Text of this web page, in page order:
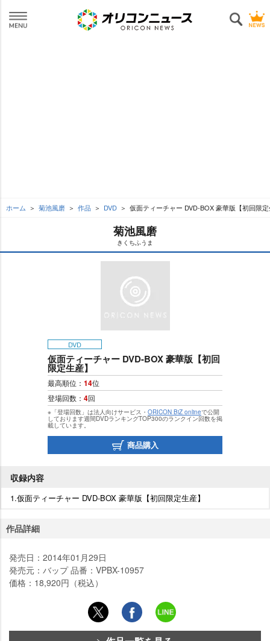
ホーム 菊池風磨 作品 DVD 仮面ティーチャー DVD-BOX 豪華版【初回限
菊池風磨
きくちふうま
DVD
仮面ティーチャー DVD-BOX 豪華版【初回
限定生産】
最高順位： 14位
登場回数： 4回
※「登場回数」は法人向けサービス・ ORICON BiZ onlineで公開
しております週間DVDランキングTOP300のランクイン回数を掲
載しています。
商品購入
収録内容
1.仮面ティーチャー DVD-BOX 豪華版【初回限定生産】
作品詳細
発売日：2014年01月29日
発売元：バップ 品番：VPBX-10957
価格：18,920円（税込）